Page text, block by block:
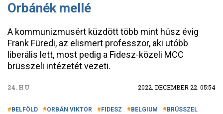
Orbánék mellé
A kommunizmusért küzdött több mint húsz évig
Frank Füredi, az elismert professzor, aki utóbb
liberális lett, most pedig a Fidesz-közeli MCC
brüsszeli intézetét vezeti.
24.HU 2022. DECEMBER 22. 05:54
BELFÖLD ORBÁN VIKTOR FIDESZ BELGIUM
BRÜSSZEL